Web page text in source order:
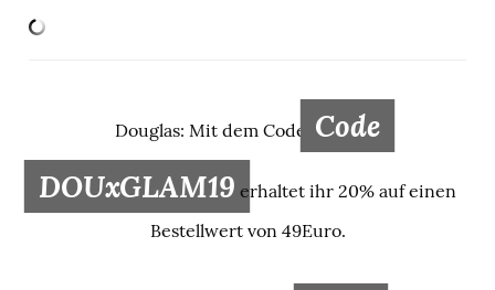
Douglas: Mit dem Code Code
DOUxGLAM19 erhaltet ihr 20% auf einen
Bestellwert von 49Euro.